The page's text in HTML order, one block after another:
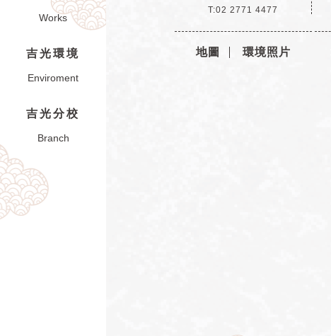
Works
吉光環境
Enviroment
吉光分校
Branch
T:02 2771 4477
地圖 環境照片